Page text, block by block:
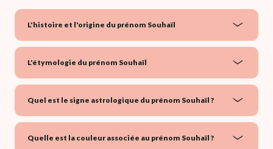
L'histoire et l'origine du prénom Souhaïl
L'étymologie du prénom Souhaïl
Quel est le signe astrologique du prénom Souhaïl ?
Quelle est la couleur associée au prénom Souhaïl ?